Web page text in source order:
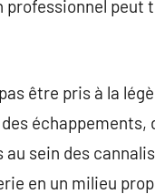
professionnel peut
être pris à la
échappements,
sein des
en un milieu